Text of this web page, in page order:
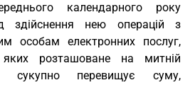
календарного року
здійснення нею операцій з
особам електронних послуг,
яких розташоване на митній
сукупно перевищує суму,